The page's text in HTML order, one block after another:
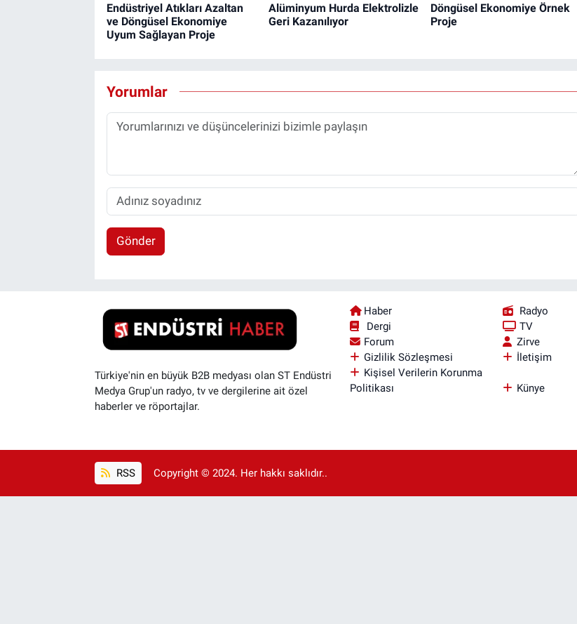
Endüstriyel Atıkları Azaltan
ve Döngüsel Ekonomiye
Uyum Sağlayan Proje
Alüminyum Hurda Elektrolizle
Geri Kazanılıyor
Döngüsel Ekonomiye Örnek
Proje
Yorumlar
Gönder
Türkiye'nin en büyük B2B medyası olan ST Endüstri
Medya Grup'un radyo, tv ve dergilerine ait özel
haberler ve röportajlar.
Haber
Radyo
Dergi
TV
Forum
Zirve
Gizlilik Sözleşmesi
İletişim
Kişisel Verilerin Korunma
Politikası
Künye
RSS Copyright © 2024. Her hakkı saklıdır..